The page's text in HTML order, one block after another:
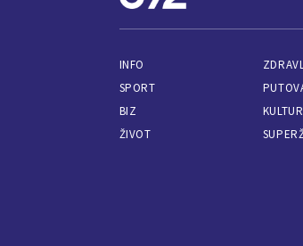
INFO
SPORT
BIZ
ŽIVOT